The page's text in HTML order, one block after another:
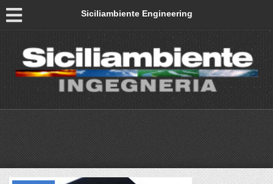
Siciliambiente Engineering